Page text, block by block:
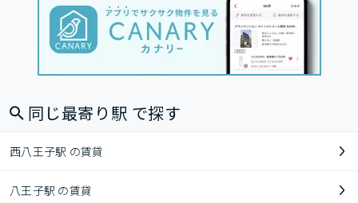
同じ最寄り駅 で探す
西八王子駅 の賃貸
八王子駅 の賃貸